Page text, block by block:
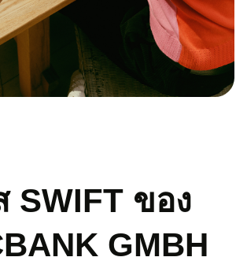
SWIFT ของ
GMBH